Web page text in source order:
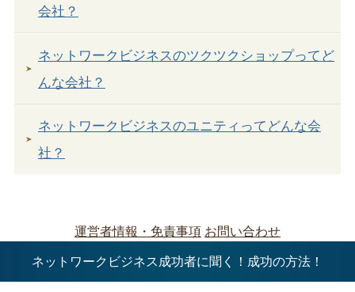
会社？
ネットワークビジネスのツクツクショップってど
んな会社？
ネットワークビジネスのユニティってどんな会
社？
運営者情報・免責事項 お問い合わせ
ネットワークビジネス成功者に聞く！成功の方法！